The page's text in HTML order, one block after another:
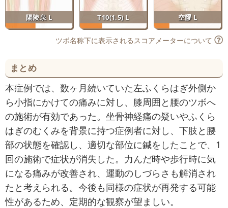
陽陵泉 L T10(1.5) L 空髎 L
ツボ名称下に表示されるスコアメーターについて
まとめ
本症例では、数ヶ月続いていた左ふくらはぎ外側か
ら小指にかけての痛みに対し、膝周囲と腰のツボへ
の施術が有効であった。坐骨神経痛の疑いやふくら
はぎのむくみを背景に持つ症例者に対し、下肢と腰
部の状態を確認し、適切な部位に鍼をしたことで、1
回の施術で症状が消失した。力んだ時や歩行時に気
になる痛みが改善され、運動のしづらさも解消され
たと考えられる。今後も同様の症状が再発する可能
性があるため、定期的な観察が望ましい。